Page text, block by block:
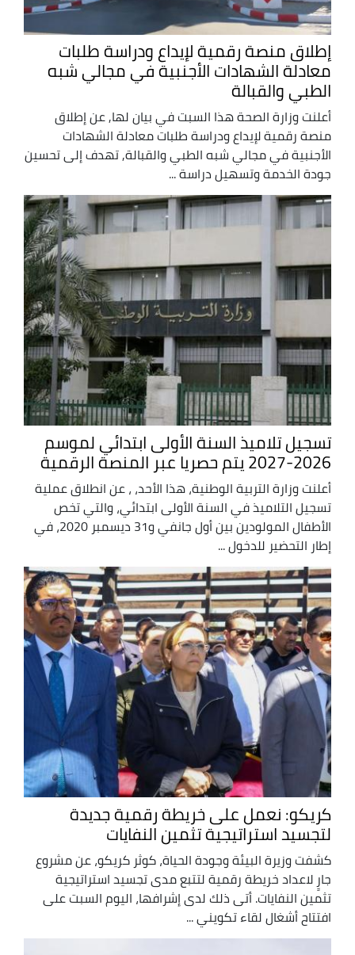
إطلاق منصة رقمية لإيداع ودراسة طلبات
معادلة الشهادات الأجنبية في مجالي شبه
الطبي والقبالة
أعلنت وزارة الصحة هذا السبت في بيان لها, عن إطلاق
منصة رقمية لإيداع ودراسة طلبات معادلة الشهادات
الأجنبية في مجالي شبه الطبي والقبالة, تهدف إلى تحسين
جودة الخدمة وتسهيل دراسة ...
تسجيل تلاميذ السنة الأولى ابتدائي لموسم
2026-2027 يتم حصريا عبر المنصة الرقمية
أعلنت وزارة التربية الوطنية، هذا الأحد، ، عن انطلاق عملية
تسجيل التلاميذ في السنة الأولى ابتدائي، والتي تخص
الأطفال المولودين بين أول جانفي و31 ديسمبر 2020، في
إطار التحضير للدخول ...
كريكو: نعمل على خريطة رقمية جديدة
لتجسيد استراتيجية تثمين النفايات
كشفت وزيرة البيئة وجودة الحياة، كوثر كريكو، عن مشروع
جارٍ لاعداد خريطة رقمية لتتبع مدى تجسيد استراتيجية
تثمين النفايات. أتى ذلك لدى إشرافها، اليوم السبت على
افتتاح أشغال لقاء تكويني ...